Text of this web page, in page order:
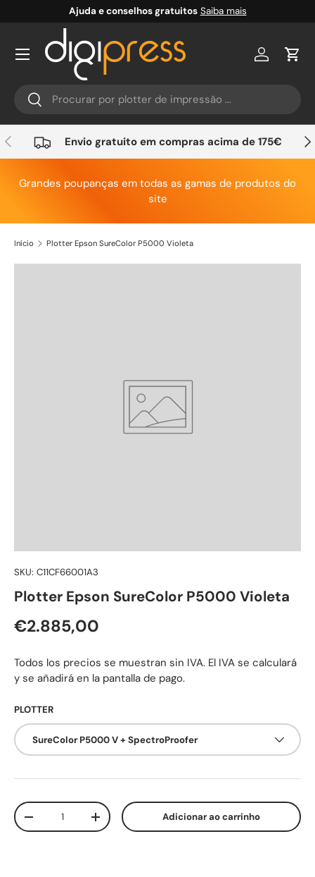
Ir para o conteúdo
Ajuda e conselhos gratuitos Saiba mais
Pesquisar
Pesquisar
Conta
Anterior Envio gratuito em compras acima de 175€
Grandes poupanças em todas as gamas de produtos do
site
Início Plotter Epson SureColor P5000 Violeta
SKU: C11CF66001A3
Plotter Epson SureColor P5000 Violeta
Preço normal
€2.885,00
Todos los precios se muestran sin IVA. El IVA se calculará
y se añadirá en la pantalla de pago.
PLOTTER
SureColor P5000 V + SpectroProofer
Qtd.
Diminuir quantidadeAumente a quantidadeAdicionar ao carrinho